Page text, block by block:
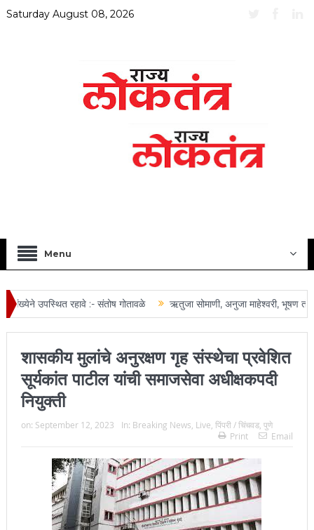
Saturday August 08, 2026
Menu
उपस्थित रहावे :- संतोष गोतावळे ऋतुजा सोमाणी, अनुजा माहेश्वरी, भूषण
प्रमुख न्यायाधीश महेंद्र के महाजन
शासकीय मुलांचे अनुरक्षण गृह संस्थेचा प्रवेशित
सूर्यकांत पाटील यांची समाजसेवा अधीक्षकपदी
नियुक्ती
on: September 12, 2023 In: Breaking News Live पिंपरी / चिंचवड, पुणे
Print
Email